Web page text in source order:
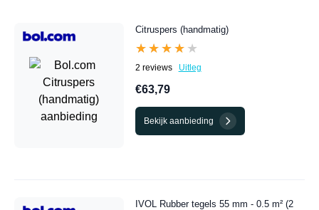
Citruspers (handmatig)
★★★★★
★★★★★
2 reviews Uitleg
€63,79
Bekijk aanbieding
IVOL Rubber tegels 55 mm - 0.5 m² (2